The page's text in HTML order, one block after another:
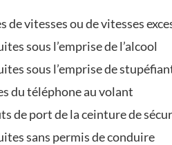
de vitesses ou de vitesses
sous l’emprise de l’alcool
sous l’emprise de
du téléphone au volant
de port de la ceinture de
sans permis de conduire